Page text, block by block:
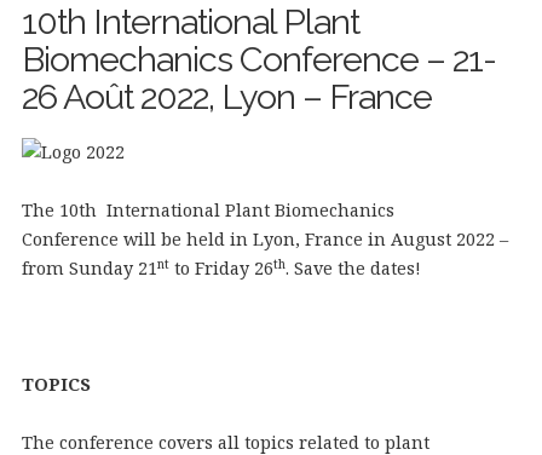
10th International Plant
Biomechanics Conference – 21-
26 Août 2022, Lyon – France
The 10th International Plant Biomechanics
Conference will be held in Lyon, France in August 2022 –
from Sunday 21ntto Friday 26th. Save the dates!
TOPICS
The conference covers all topics related to plant